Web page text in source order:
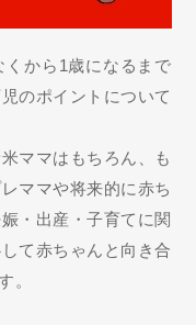
から1歳になるまで
のポイントについて
ママはもちろん、も
ママや将来的に赤ち
・出産・子育てに関
て赤ちゃんと向き合
。